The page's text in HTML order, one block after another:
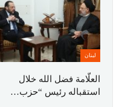
لبنان
العلّامة فضل الله خلال
استقباله رئيس “حزب…